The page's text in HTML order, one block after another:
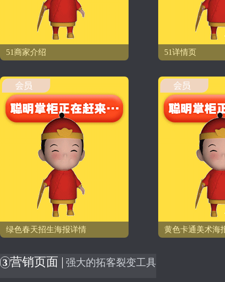
51商家介绍 51详情页
绿色春天招生海报详情 黄色卡通美术海
3 营销页面 | 强大的拓客裂变工具